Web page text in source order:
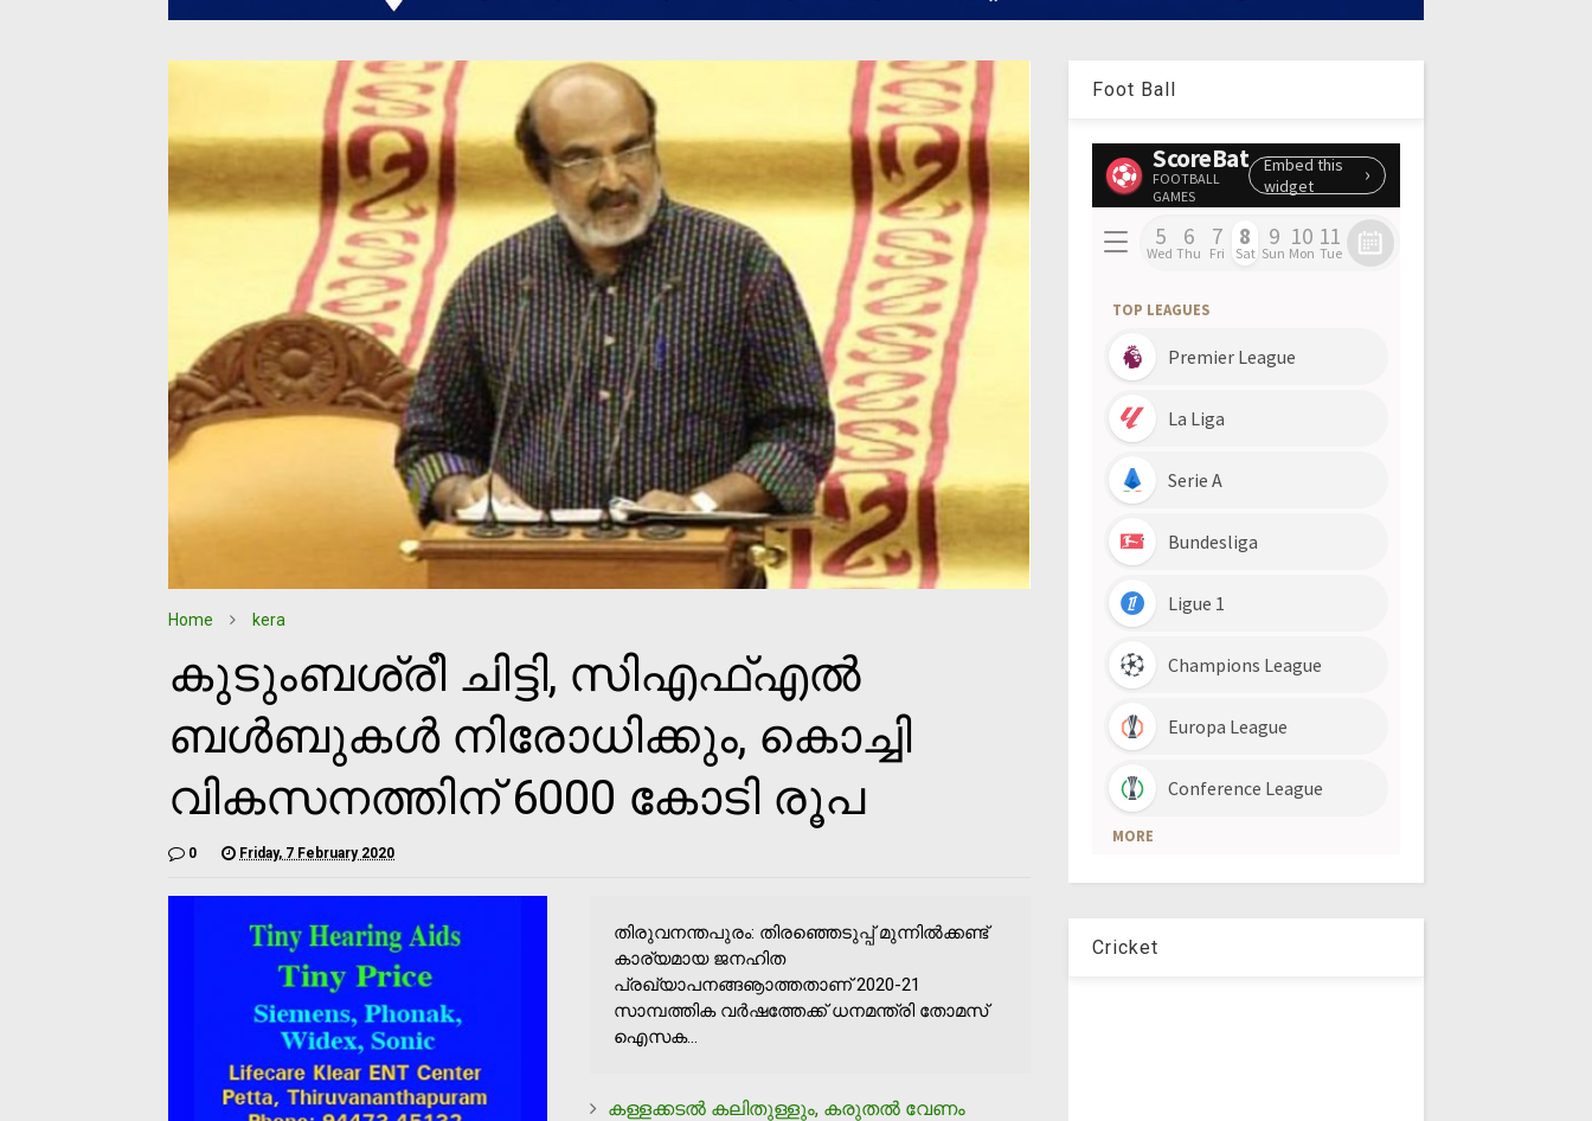
Home kera
കുടുംബശ്രീ ചിട്ടി, സിഎഫ്എല്‍
ബള്‍ബുകള്‍ നിരോധിക്കും, കൊച്ചി
വികസനത്തിന് 6000 കോടി രൂപ
0 Friday, 7 February 2020
തിരുവനന്തപുരം: തിരഞ്ഞെടുപ്പ് മുന്നില്‍ക്കണ്ട്
കാര്യമായ ജനഹിത
പ്രഖ്യാപനങ്ങൡാത്തതാണ് 2020-21
സാമ്പത്തിക വര്‍ഷത്തേക്ക് ധനമന്ത്രി തോമസ്
ഐസക...
കള്ളക്കടല്‍ കലിതുള്ളും, കരുതല്‍ വേണം
Foot Ball
Cricket